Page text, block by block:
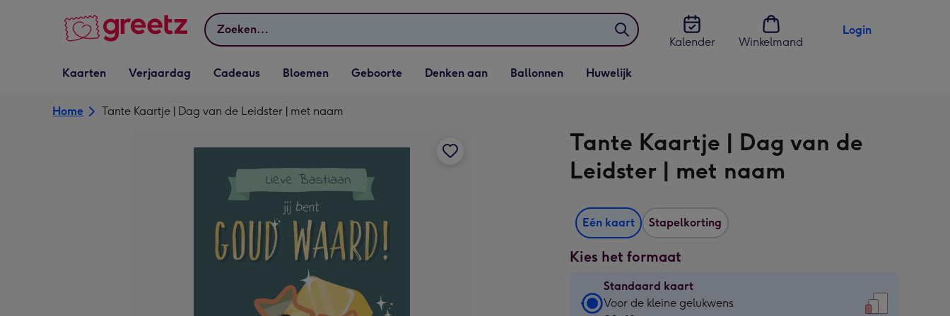
Zoeken
Kalender
Winkelmand
Login
Vervolgkeuzelijst
Kaarten openen
Kaarten
Vervolgkeuzelijst
Verjaardag openen
Verjaardag
Vervolgkeuzelijst
Cadeaus openen
Cadeaus
Vervolgkeuzelijst
Bloemen openen
Bloemen
Vervolgkeuzelijst
Geboorte openen
Geboorte
Vervolgkeuzelijst
Denken aan openen
Denken aan
Vervolgkeuzelijst
Ballonnen openen
Ballonnen
Vervolgkeuzelijst
Huwelijk openen
Huwelijk
Home Tante Kaartje | Dag van de Leidster | met naam
Tante Kaartje | Dag van de
Leidster | met naam
Eén kaart Stapelkorting
Kies het formaat
Standaard kaart
Standaard
Voor de kleine gelukwens